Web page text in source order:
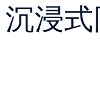
浸